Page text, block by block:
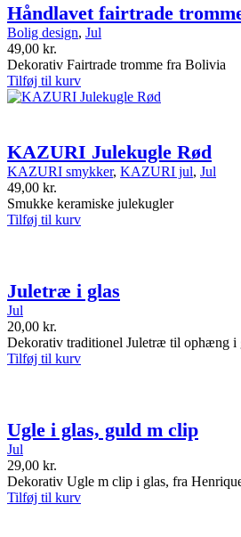
Håndlavet fairtrade
Bolig design, Jul
49,00 kr.
Dekorativ Fairtrade tromme fra Bolivia
Tilføj til kurv
KAZURI Julekugle Rød
KAZURI smykker, KAZURI jul, Jul
49,00 kr.
Smukke keramiske julekugler
Tilføj til kurv
Juletræ i glas
Jul
20,00 kr.
Dekorativ traditionel Juletræ til ophæng i
Tilføj til kurv
Ugle i glas, guld m clip
Jul
29,00 kr.
Dekorativ Ugle m clip i glas, fra
Tilføj til kurv